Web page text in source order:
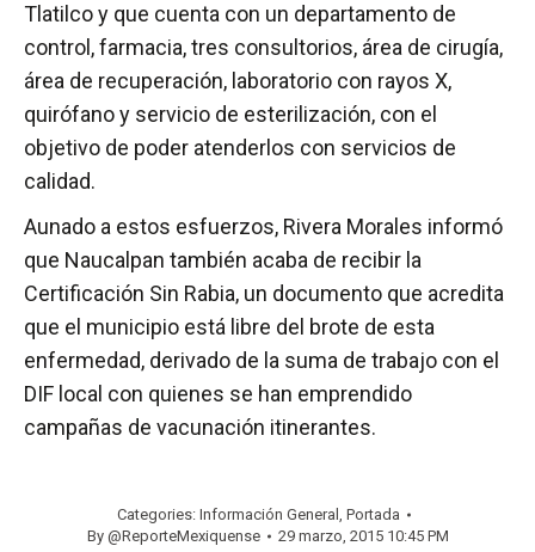
Tlatilco y que cuenta con un departamento de
control, farmacia, tres consultorios, área de cirugía,
área de recuperación, laboratorio con rayos X,
quirófano y servicio de esterilización, con el
objetivo de poder atenderlos con servicios de
calidad.
Aunado a estos esfuerzos, Rivera Morales informó
que Naucalpan también acaba de recibir la
Certificación Sin Rabia, un documento que acredita
que el municipio está libre del brote de esta
enfermedad, derivado de la suma de trabajo con el
DIF local con quienes se han emprendido
campañas de vacunación itinerantes.
Categories: Información General , Portada
By @ReporteMexiquense 29 marzo, 2015 10:45 PM